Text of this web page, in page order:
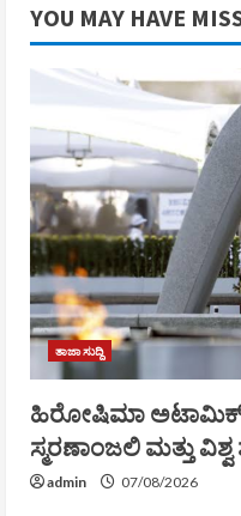
YOU MAY HAVE
ತಾಜಾ ಸುದ್ದಿ
ಹಿರೋಷಿಮಾ ಅಟಾಮಿಕ್
ಸ್ಮರಣಾಂಜಲಿ ಮತ್ತು
admin 07/08/2026